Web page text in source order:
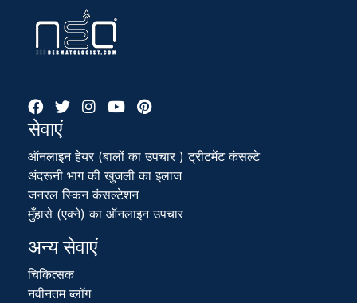
सेवाएं
ऑनलाइन हेयर (बालों का उपचार ) ट्रीटमेंट कंसल्टे
अंदरूनी भाग की खुजली का इलाज
जनरल स्किन कंसल्टेशन
मुँहासे (एक्ने) का ऑनलाइन उपचार
अन्य सेवाएं
चिकित्सक
नवीनतम ब्लॉग